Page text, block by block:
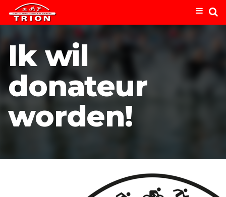
Ik wil
donateur
worden!